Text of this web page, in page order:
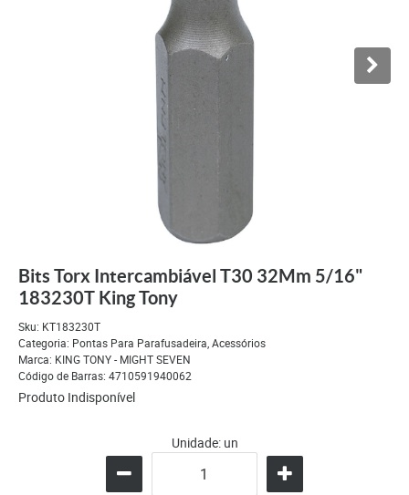
Bits Torx Intercambiável T30 32Mm 5/16"
183230T King Tony
Sku: KT183230T
Categoria: Pontas Para Parafusadeira,Acessórios
Marca: KING TONY - MIGHT SEVEN
Código de Barras: 4710591940062
Produto Indisponível
Unidade: un